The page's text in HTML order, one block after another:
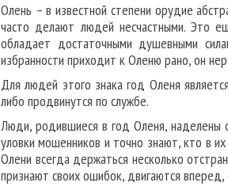
Олень – в известной степени орудие
часто делают людей несчастными. Это
обладает достаточными душевными
избранности приходит к Оленю рано, он
Для людей этого знака год Оленя
либо продвинутся по службе.
Люди, родившиеся в год Оленя, наделены
уловки мошенников и точно знают, кто в
Олени всегда держаться несколько
признают своих ошибок, двигаются вперед,